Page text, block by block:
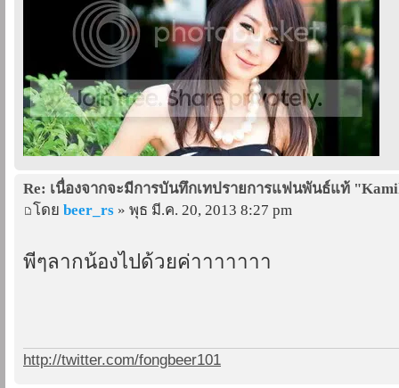
Re: เนื่องจากจะมีการบันทึกเทปรายการแฟนพันธ์แท้
โดย beer_rs » พุธ มี.ค. 20, 2013 8:27 pm
พี่ๆลากน้องไปด้วยค่าาาาาาา
http://twitter.com/fongbeer101